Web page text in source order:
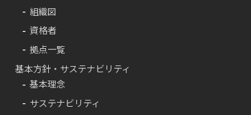
組織図
資格者
拠点一覧
基本方針・サステナビリティ
基本理念
サステナビリティ